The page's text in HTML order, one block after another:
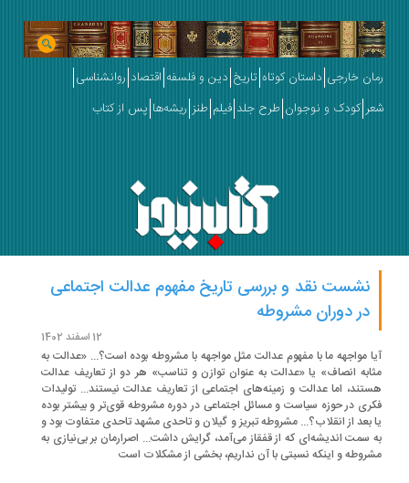
خارجی داستان کوتاه تاریخ دین و فلسفه اقتصاد روانشناسی
کودک و نوجوان طرح جلد فیلم طنز ریشه‌ها پس از کتاب
نشست نقد و بررسی تاریخ مفهوم عدالت اجتماعی
در دوران مشروطه
مواجهه ما با مفهوم عدالت مثل مواجهه با مشروطه بوده است؟... «عدالت به
انصاف» یا «عدالت به عنوان توازن و تناسب» هر دو از تعاریف عدالت
اما عدالت و زمینه‌های اجتماعی از تعاریف عدالت نیستند... تولیدات
در حوزه سیاست و مسائل اجتماعی در دوره مشروطه قوی‌تر و بیشتر بوده
بعد از انقلاب؟... مشروطه تبریز و گیلان و تاحدی مشهد تاحدی متفاوت بود و
سمت اندیشه‌ای که از قفقاز می‌آمد، گرایش داشت... اصرارمان بر بی‌نیازی به
و اینکه نسبتی با آن نداریم، بخشی از مشکلات است